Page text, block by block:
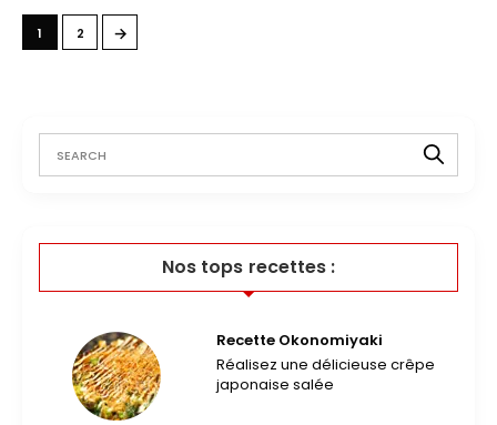
1 2 →
Nos tops recettes :
Recette Okonomiyaki
Réalisez une délicieuse crêpe
japonaise salée